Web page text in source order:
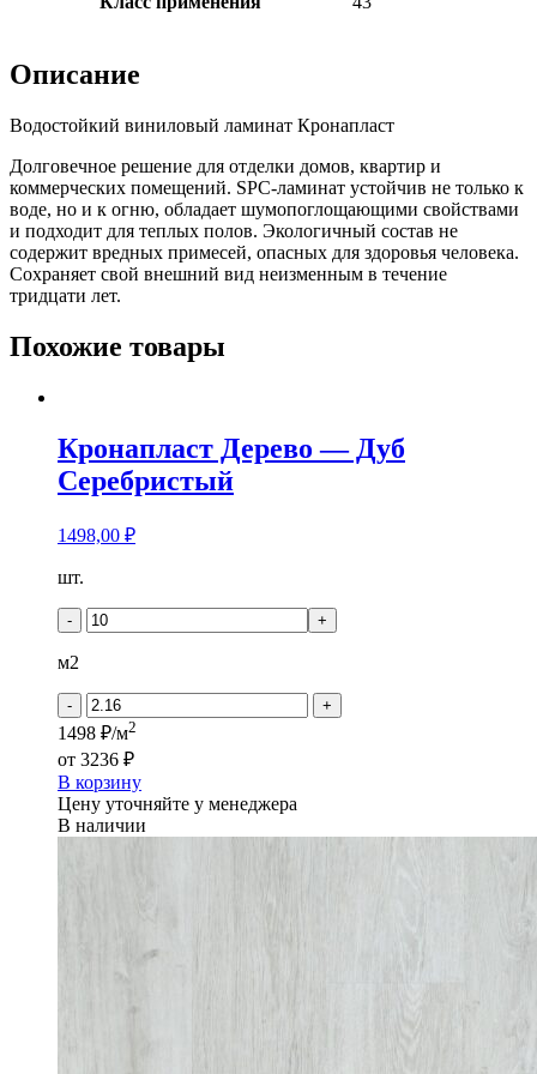
Описание
Водостойкий виниловый ламинат Кронапласт
Долговечное решение для отделки домов, квартир и
коммерческих помещений. SPC-ламинат устойчив не только к
воде, но и к огню, обладает шумопоглощающими свойствами
и подходит для теплых полов. Экологичный состав не
содержит вредных примесей, опасных для здоровья человека.
Сохраняет свой внешний вид неизменным в течение
тридцати лет.
Похожие товары
Кронапласт Дерево — Дуб
Серебристый
1498,00 ₽
Количество
Кронапласт
-
Серебристый
шт.
- +
м2
- +
1498 ₽/м2
от 3236 ₽
В корзину
Цену уточняйте у менеджера
В наличии